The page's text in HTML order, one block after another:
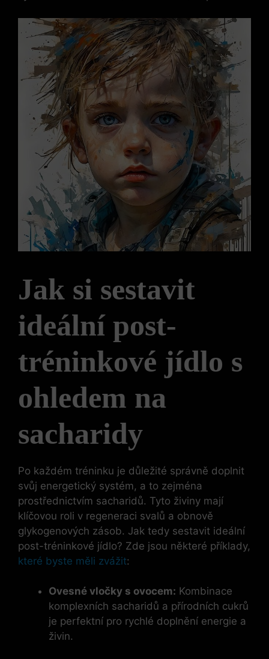
Jak si sestavit
ideální post-
tréninkové jídlo s
ohledem na
sacharidy
Po každém tréninku je důležité správně doplnit
svůj energetický systém, a to zejména
prostřednictvím sacharidů. Tyto živiny mají
klíčovou roli v regeneraci svalů a obnově
glykogenových zásob. Jak tedy sestavit ideální
post-tréninkové jídlo? Zde jsou některé příklady,
které byste měli zvážit:
Ovesné vločky s ovocem: Kombinace
komplexních sacharidů a přírodních cukrů
je perfektní pro rychlé doplnění energie a
živin.